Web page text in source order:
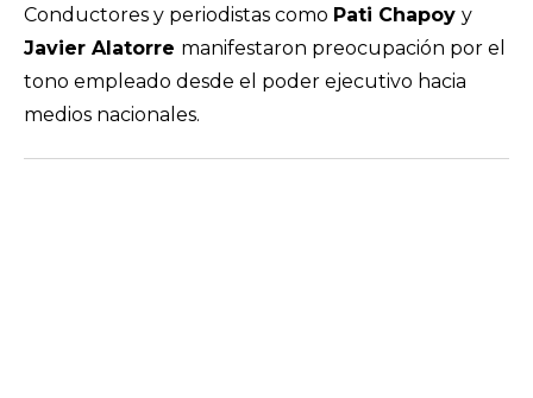
Conductores y periodistas como Pati Chapoy y
Javier Alatorre manifestaron preocupación por el
tono empleado desde el poder ejecutivo hacia
medios nacionales.